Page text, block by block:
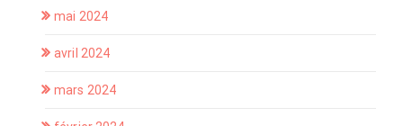
mai 2024
avril 2024
mars 2024